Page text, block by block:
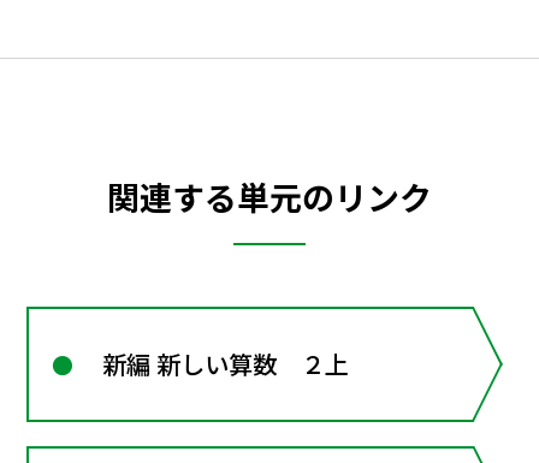
関連する単元のリンク
新編 新しい算数 ２上